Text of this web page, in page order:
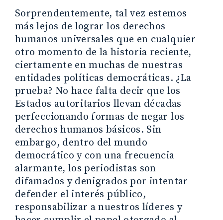
Sorprendentemente, tal vez estemos
más lejos de lograr los derechos
humanos universales que en cualquier
otro momento de la historia reciente,
ciertamente en muchas de nuestras
entidades políticas democráticas. ¿La
prueba? No hace falta decir que los
Estados autoritarios llevan décadas
perfeccionando formas de negar los
derechos humanos básicos. Sin
embargo, dentro del mundo
democrático y con una frecuencia
alarmante, los periodistas son
difamados y denigrados por intentar
defender el interés público,
responsabilizar a nuestros líderes y